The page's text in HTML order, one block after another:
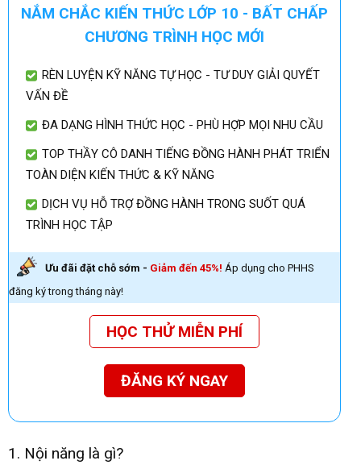
NẮM CHẮC KIẾN THỨC LỚP 10 - BẤT CHẤP
CHƯƠNG TRÌNH HỌC MỚI
RÈN LUYỆN KỸ NĂNG TỰ HỌC - TƯ DUY GIẢI QUYẾT
VẤN ĐỀ
ĐA DẠNG HÌNH THỨC HỌC - PHÙ HỢP MỌI NHU CẦU
TOP THẦY CÔ DANH TIẾNG ĐỒNG HÀNH PHÁT TRIỂN
TOÀN DIỆN KIẾN THỨC & KỸ NĂNG
DỊCH VỤ HỖ TRỢ ĐỒNG HÀNH TRONG SUỐT QUÁ
TRÌNH HỌC TẬP
Ưu đãi đặt chỗ sớm - Giảm đến 45%! Áp dụng cho PHHS
đăng ký trong tháng này!
HỌC THỬ MIỄN PHÍ
ĐĂNG KÝ NGAY
1. Nội năng là gì?